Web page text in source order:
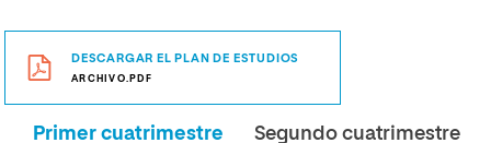
DESCARGAR EL PLAN DE ESTUDIOS
ARCHIVO.PDF
Primer cuatrimestre Segundo cuatrimestre